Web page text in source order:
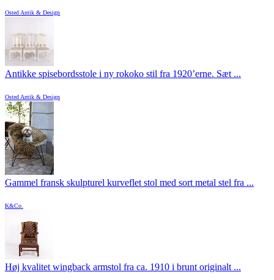
Osted Antik & Design
Antikke spisebordsstole i ny rokoko stil fra 1920’erne. Sæt ...
Osted Antik & Design
Gammel fransk skulpturel kurveflet stol med sort metal stel fra ...
K&Co.
Høj kvalitet wingback armstol fra ca. 1910 i brunt originalt ...